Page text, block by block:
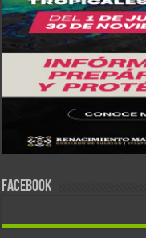
FACEBOOK